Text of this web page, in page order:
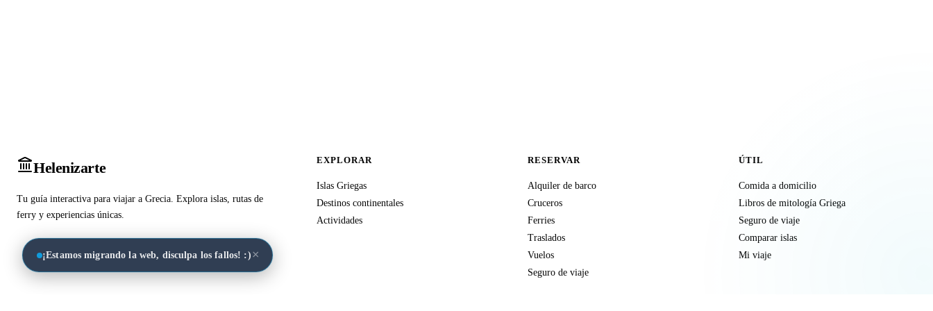
¡Estamos migrando la web, disculpa los fallos! :) ×
Helenizarte
Tu guía interactiva para viajar a Grecia. Explora islas, rutas de
ferry y experiencias únicas.
EXPLORAR
Islas Griegas
Destinos continentales
Actividades
RESERVAR
Alquiler de barco
Cruceros
Ferries
Traslados
Vuelos
Seguro de viaje
ÚTIL
Comida a domicilio
Libros de mitología Griega
Seguro de viaje
Comparar islas
Mi viaje